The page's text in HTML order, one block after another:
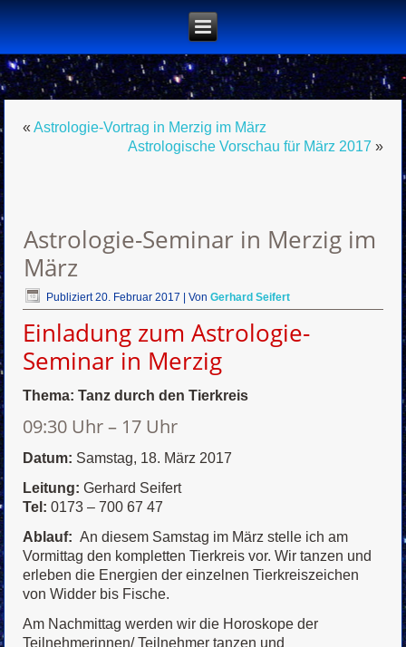
«Astrologie-Vortrag in Merzig im März
Astrologische Vorschau für März 2017 »
Astrologie-Seminar in Merzig im
März
Publiziert 20. Februar 2017 |Von Gerhard Seifert
Einladung zum Astrologie-
Seminar in Merzig
Thema: Tanz durch den Tierkreis
09:30 Uhr – 17 Uhr
Datum: Samstag, 18. März 2017
Leitung: Gerhard Seifert
Tel: 0173 – 700 67 47
Ablauf:An diesem Samstag im März stelle ich am
Vormittag den kompletten Tierkreis vor. Wir tanzen und
erleben die Energien der einzelnen Tierkreiszeichen
von Widder bis Fische.
Am Nachmittag werden wir die Horoskope der
Teilnehmerinnen/ Teilnehmer tanzen und